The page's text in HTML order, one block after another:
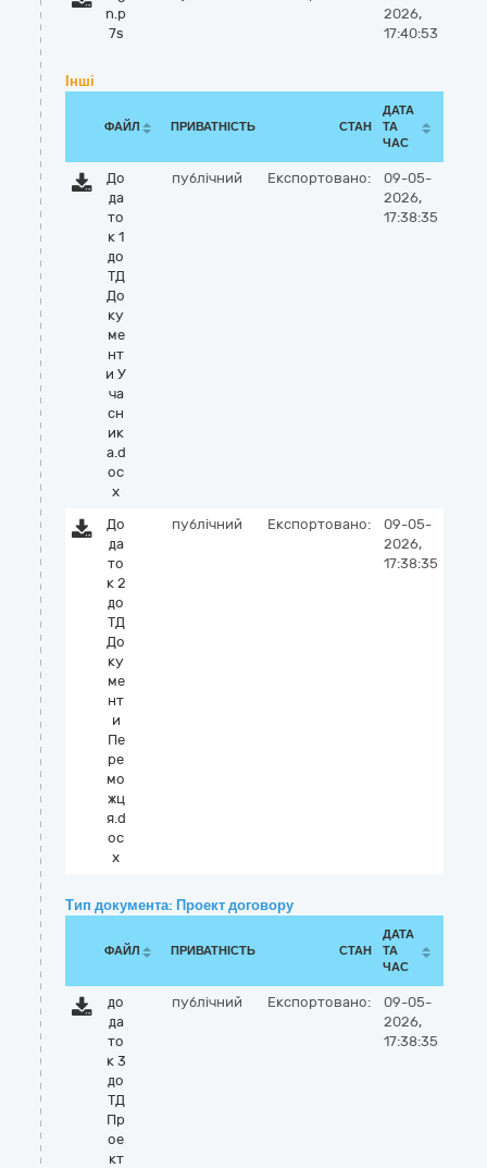
n.p
7s
2026,
17:40:53
Інші
ФАЙЛ ПРИВАТНІСТЬ СТАН
ДАТА
ТА
ЧАС
До
да
то
к 1
до
ТД
До
ку
ме
нт
и У
ча
сн
ик
а.d
oc
x
публічний Експортовано:
09-05-
2026,
17:38:35
До
да
то
к 2
до
ТД
До
ку
ме
нт
и
Пе
ре
мо
жц
я.d
oc
x
публічний Експортовано:
09-05-
2026,
17:38:35
Тип документа: Проект договору
ФАЙЛ ПРИВАТНІСТЬ СТАН
ДАТА
ТА
ЧАС
до
да
то
к 3
до
ТД
Пр
ое
кт
публічний Експортовано:
09-05-
2026,
17:38:35